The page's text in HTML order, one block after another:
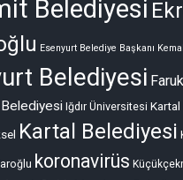
Belediyesi
Esenyurt Belediye Başkanı
Belediyesi
Belediyesi Iğdır Üniversitesi Kartal
Kartal Belediyesi
koronavirüs